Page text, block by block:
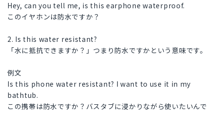
Hey, can you tell me, is this earphone waterproof.
このイヤホンは防水ですか？
2. Is this water resistant?
「水に抵抗できますか？」つまり防水ですかという意味です。
例文
Is this phone water resistant? I want to use it in my
bathtub.
この携帯は防水ですか？バスタブに浸かりながら使いたいんで